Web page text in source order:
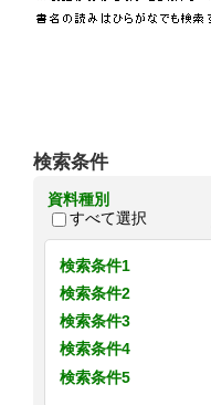
検索条件
資料種別
すべて選択
検索条件1
検索条件2
検索条件3
検索条件4
検索条件5